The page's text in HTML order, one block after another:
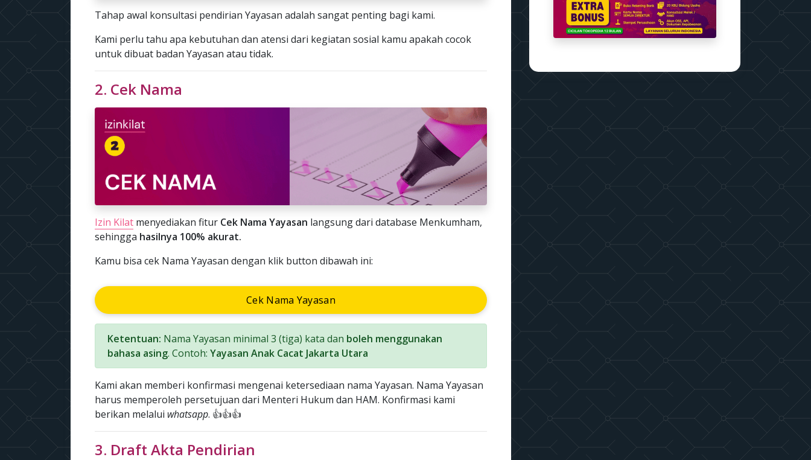
Tahap awal konsultasi pendirian Yayasan adalah sangat penting bagi kami.
Kami perlu tahu apa kebutuhan dan atensi dari kegiatan sosial kamu apakah cocok
untuk dibuat badan Yayasan atau tidak.
2. Cek Nama
Izin Kilat menyediakan fitur Cek Nama Yayasan langsung dari database Menkumham,
sehingga hasilnya 100% akurat.
Kamu bisa cek Nama Yayasan dengan klik button dibawah ini:
Cek Nama Yayasan
Ketentuan: Nama Yayasan minimal 3 (tiga) kata dan boleh menggunakan
bahasa asing. Contoh: Yayasan Anak Cacat Jakarta Utara
Kami akan memberi konfirmasi mengenai ketersediaan nama Yayasan. Nama Yayasan
harus memperoleh persetujuan dari Menteri Hukum dan HAM. Konfirmasi kami
berikan melalui whatsapp. 👍👍👍
3. Draft Akta Pendirian